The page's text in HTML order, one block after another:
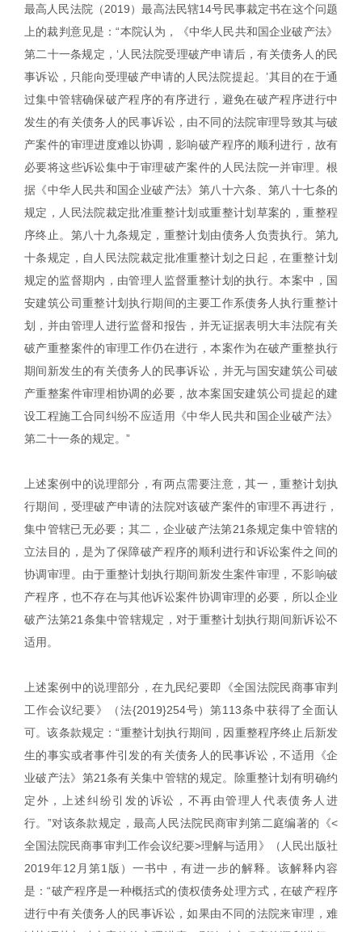
最高人民法院（2019）最高法民辖14号民事裁定书在这个问题
上的裁判意见是：“本院认为，《中华人民共和国企业破产法》
第二十一条规定，‘人民法院受理破产申请后，有关债务人的民
事诉讼，只能向受理破产申请的人民法院提起。’其目的在于通
过集中管辖确保破产程序的有序进行，避免在破产程序进行中
发生的有关债务人的民事诉讼，由不同的法院审理导致其与破
产案件的审理进度难以协调，影响破产程序的顺利进行，故有
必要将这些诉讼集中于审理破产案件的人民法院一并审理。根
据《中华人民共和国企业破产法》第八十六条、第八十七条的
规定，人民法院裁定批准重整计划或重整计划草案的，重整程
序终止。第八十九条规定，重整计划由债务人负责执行。第九
十条规定，自人民法院裁定批准重整计划之日起，在重整计划
规定的监督期内，由管理人监督重整计划的执行。本案中，国
安建筑公司重整计划执行期间的主要工作系债务人执行重整计
划，并由管理人进行监督和报告，并无证据表明大丰法院有关
破产重整案件的审理工作仍在进行，本案作为在破产重整执行
期间新发生的有关债务人的民事诉讼，并无与国安建筑公司破
产重整案件审理相协调的必要，故本案国安建筑公司提起的建
设工程施工合同纠纷不应适用《中华人民共和国企业破产法》
第二十一条的规定。”
上述案例中的说理部分，有两点需要注意，其一，重整计划执
行期间，受理破产申请的法院对该破产案件的审理不再进行，
集中管辖已无必要；其二，企业破产法第21条规定集中管辖的
立法目的，是为了保障破产程序的顺利进行和诉讼案件之间的
协调审理。由于重整计划执行期间新发生案件审理，不影响破
产程序，也不存在与其他诉讼案件协调审理的必要，所以企业
破产法第21条集中管辖规定，对于重整计划执行期间新诉讼不
适用。
上述案例中的说理部分，在九民纪要即《全国法院民商事审判
工作会议纪要》（法{2019}254号）第113条中获得了全面认
可。该条款规定：“重整计划执行期间，因重整程序终止后新发
生的事实或者事件引发的有关债务人的民事诉讼，不适用《企
业破产法》第21条有关集中管辖的规定。除重整计划有明确约
定外，上述纠纷引发的诉讼，不再由管理人代表债务人进
行。”对该条款规定，最高人民法院民商审判第二庭编著的《<
全国法院民商事审判工作会议纪要>理解与适用》（人民出版社
2019年12月第1版）一书中，有进一步的解释。该解释内容
是：“破产程序是一种概括式的债权债务处理方式，在破产程序
进行中有关债务人的民事诉讼，如果由不同的法院来审理，难